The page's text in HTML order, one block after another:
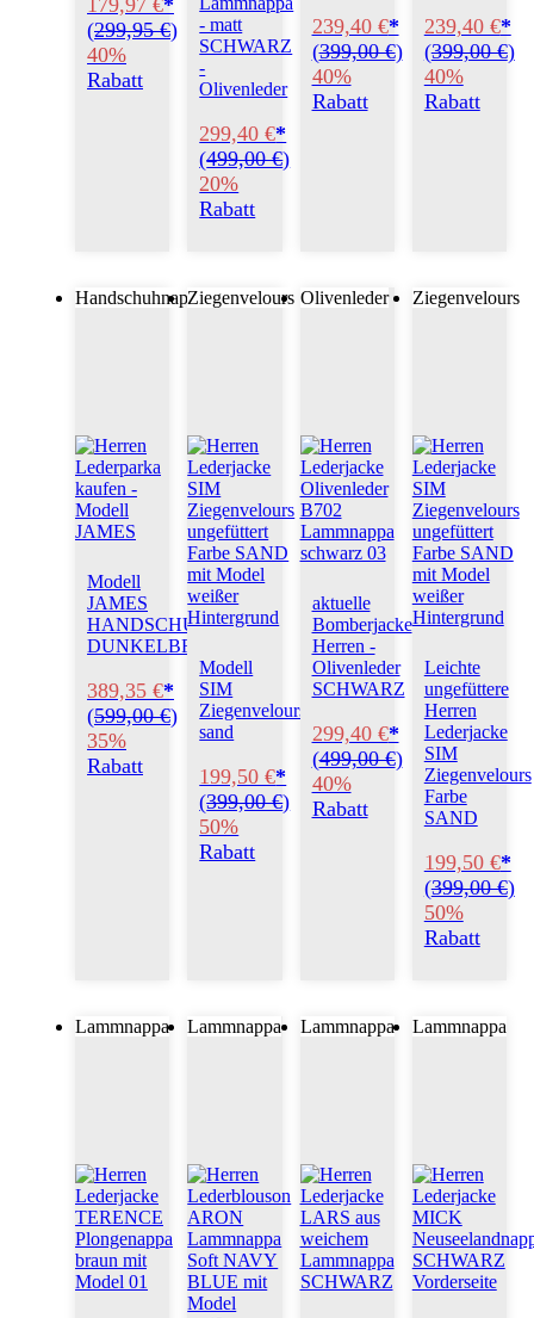
(299,95 €)
40%
Rabatt
- matt
SCHWARZ
-
Olivenleder
299,40 €*
(499,00 €)
20%
Rabatt
239,40 €*
(399,00 €)
40%
Rabatt
239,40 €*
(399,00 €)
40%
Rabatt
Handschuhnappa
Modell
JAMES
HANDSCHUHNAPPA
DUNKELBRAUN
389,35 €*
(599,00 €)
35%
Rabatt
Ziegenvelours
Modell
SIM
Ziegenvelours
sand
199,50 €*
(399,00 €)
50%
Rabatt
Olivenleder
aktuelle
Bomberjacke
Herren -
Olivenleder
SCHWARZ
299,40 €*
(499,00 €)
40%
Rabatt
Ziegenvelours
Leichte
ungefüttere
Herren
Lederjacke
SIM
Ziegenvelours
Farbe
SAND
199,50 €*
(399,00 €)
50%
Rabatt
Lammnappa Lammnappa Lammnappa Lammnappa